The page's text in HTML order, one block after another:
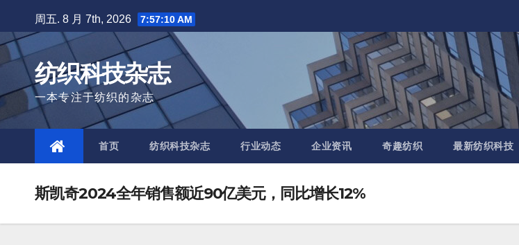
to
content
周五. 8 月 7th, 2026 7:57:12 AM
纺织科技杂志
一本专注于纺织的杂志
首页 纺织科技杂志 行业动态 企业资讯 奇趣纺织 最新纺织科技
斯凯奇2024全年销售额近90亿美元，同比增长12%